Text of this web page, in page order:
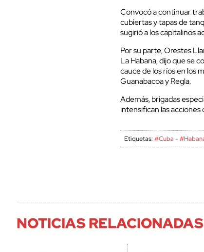
Convocó a continuar
cubiertas y tapas de
sugirió a los capitalinos
Por su parte, Orestes
La Habana, dijo que se
cauce de los ríos en los
Guanabacoa y Regla.
Además, brigadas
intensifican las acciones
Etiquetas:#Cuba -
NOTICIAS RELACIONADAS